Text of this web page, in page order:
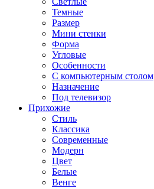
Темные
Размер
Мини стенки
Форма
Угловые
Особенности
С компьютерным столом
Назначение
Под телевизор
Прихожие
Стиль
Классика
Современные
Модерн
Цвет
Белые
Венге